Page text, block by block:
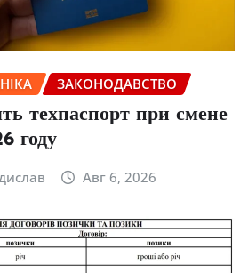
ЗАКОНОДАВСТВО
техпаспорт при смене
году
Авг 6, 2026